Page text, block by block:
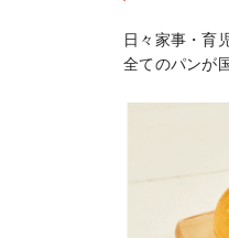
日々家事・育
全てのパンが